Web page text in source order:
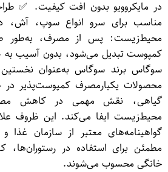
در مایکروویو بدون افت کیفیت. ✅
مناسب برای سرو انواع سوپ،
محیط‌زیست: پس از مصرف، به‌طور
کمپوست تبدیل می‌شود، بدون آسیب به
سوگاس برند سوگاس به‌عنوان نخستین
محصولات یکبارمصرف کمپوست‌پذیر در
گیاهی، نقش مهمی در کاهش
محیط‌زیست ایفا می‌کند. این ظروف
گواهینامه‌های معتبر از سازمان غذا
مطمئن برای استفاده در رستوران‌ها،
خانگی محسوب می‌شوند.